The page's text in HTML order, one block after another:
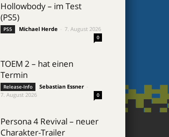
Hollowbody – im Test
(PS5)
PS5 Michael Herde 7. August 2026
0
TOEM 2 – hat einen
Termin
Release-Info Sebastian Essner
7. August 2026
0
Persona 4 Revival – neuer
Charakter-Trailer